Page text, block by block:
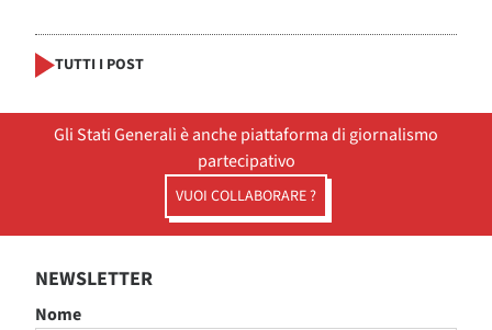
TUTTI I POST
Gli Stati Generali è anche piattaforma di giornalismo
partecipativo
VUOI COLLABORARE ?
NEWSLETTER
Nome